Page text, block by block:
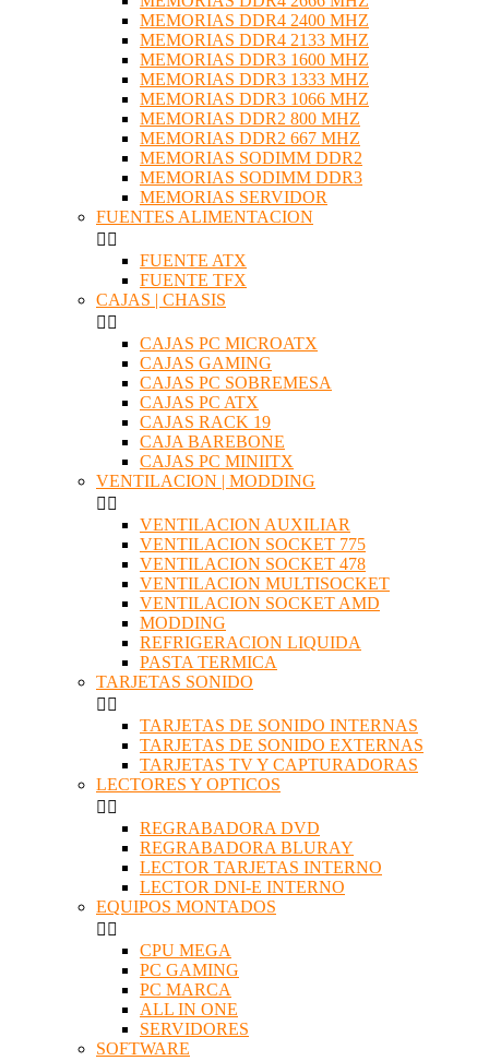
MEMORIAS DDR4 2400 MHZ
MEMORIAS DDR4 2133 MHZ
MEMORIAS DDR3 1600 MHZ
MEMORIAS DDR3 1333 MHZ
MEMORIAS DDR3 1066 MHZ
MEMORIAS DDR2 800 MHZ
MEMORIAS DDR2 667 MHZ
MEMORIAS SODIMM DDR2
MEMORIAS SODIMM DDR3
MEMORIAS SERVIDOR
FUENTES ALIMENTACION
 
FUENTE ATX
FUENTE TFX
CAJAS | CHASIS
 
CAJAS PC MICROATX
CAJAS GAMING
CAJAS PC SOBREMESA
CAJAS PC ATX
CAJAS RACK 19
CAJA BAREBONE
CAJAS PC MINIITX
VENTILACION | MODDING
 
VENTILACION AUXILIAR
VENTILACION SOCKET 775
VENTILACION SOCKET 478
VENTILACION MULTISOCKET
VENTILACION SOCKET AMD
MODDING
REFRIGERACION LIQUIDA
PASTA TERMICA
TARJETAS SONIDO
 
TARJETAS DE SONIDO INTERNAS
TARJETAS DE SONIDO EXTERNAS
TARJETAS TV Y CAPTURADORAS
LECTORES Y OPTICOS
 
REGRABADORA DVD
REGRABADORA BLURAY
LECTOR TARJETAS INTERNO
LECTOR DNI-E INTERNO
EQUIPOS MONTADOS
 
CPU MEGA
PC GAMING
PC MARCA
ALL IN ONE
SERVIDORES
SOFTWARE